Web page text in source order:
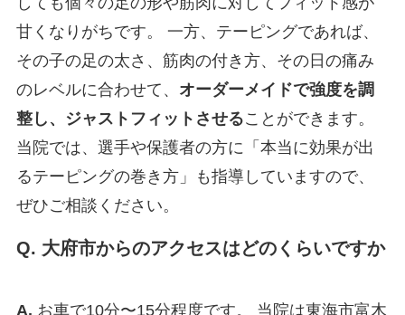
甘くなりがちです。 一方、テーピングであれば、
その子の足の太さ、筋肉の付き方、その日の痛み
のレベルに合わせて、 オーダーメイドで強度を調
整し、ジャストフィットさせることができます。
当院では、選手や保護者の方に「本当に効果が出
るテーピングの巻き方」も指導していますので、
ぜひご相談ください。
Q. 大府市からのアクセスはどのくらいですか
A. お車で10分〜15分程度です。 当院は東海市富木